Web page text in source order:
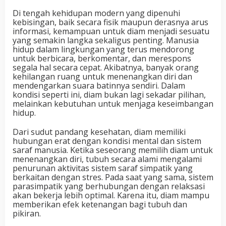
Di tengah kehidupan modern yang dipenuhi
kebisingan, baik secara fisik maupun derasnya arus
informasi, kemampuan untuk diam menjadi sesuatu
yang semakin langka sekaligus penting. Manusia
hidup dalam lingkungan yang terus mendorong
untuk berbicara, berkomentar, dan merespons
segala hal secara cepat. Akibatnya, banyak orang
kehilangan ruang untuk menenangkan diri dan
mendengarkan suara batinnya sendiri. Dalam
kondisi seperti ini, diam bukan lagi sekadar pilihan,
melainkan kebutuhan untuk menjaga keseimbangan
hidup.
Dari sudut pandang kesehatan, diam memiliki
hubungan erat dengan kondisi mental dan sistem
saraf manusia. Ketika seseorang memilih diam untuk
menenangkan diri, tubuh secara alami mengalami
penurunan aktivitas sistem saraf simpatik yang
berkaitan dengan stres. Pada saat yang sama, sistem
parasimpatik yang berhubungan dengan relaksasi
akan bekerja lebih optimal. Karena itu, diam mampu
memberikan efek ketenangan bagi tubuh dan
pikiran.